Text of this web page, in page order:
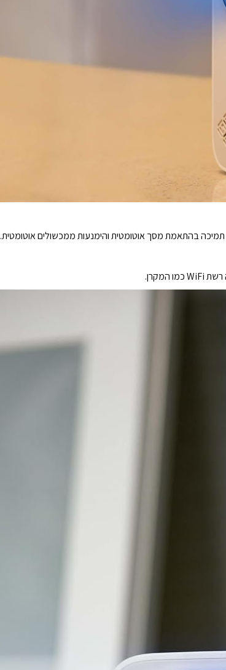
תמיכה בהתאמת מסך אוטומטית והימנעות ממכשולים אוטומטית.